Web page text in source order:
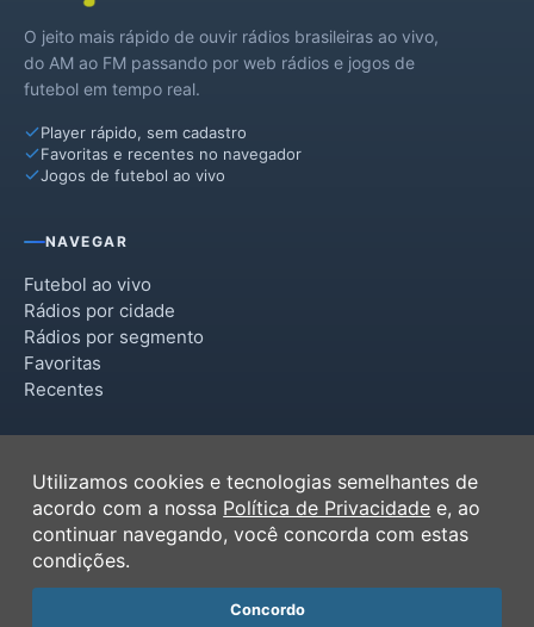
O jeito mais rápido de ouvir rádios brasileiras ao vivo,
do AM ao FM passando por web rádios e jogos de
futebol em tempo real.
Player rápido, sem cadastro
Favoritas e recentes no navegador
Jogos de futebol ao vivo
NAVEGAR
Futebol ao vivo
Rádios por cidade
Rádios por segmento
Favoritas
Recentes
Termos de Uso
Política de Privacidade
Ferramentas
Contato
Utilizamos cookies e tecnologias semelhantes de
acordo com a nossa Política de Privacidade e, ao
continuar navegando, você concorda com estas
condições.
Concordo